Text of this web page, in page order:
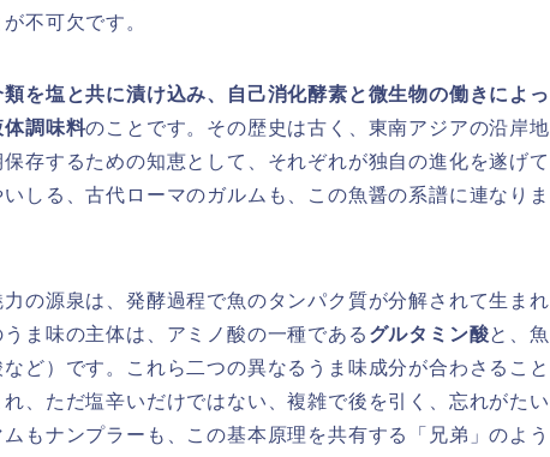
不可欠です。
類を塩と共に漬け込み、自己消化酵素と微生物の働きによっ
体調味料のことです。その歴史は古く、東南アジアの沿岸地
存するための知恵として、それぞれが独自の進化を遂げて
しる、古代ローマのガルムも、この魚醤の系譜に連なりま
の源泉は、発酵過程で魚のタンパク質が分解されて生まれ
ま味の主体は、アミノ酸の一種である グルタミン酸と、魚
ど）です。これら二つの異なるうま味成分が合わさること
、ただ塩辛いだけではない、複雑で後を引く、忘れがたい
もナンプラーも、この基本原理を共有する「兄弟」のよう